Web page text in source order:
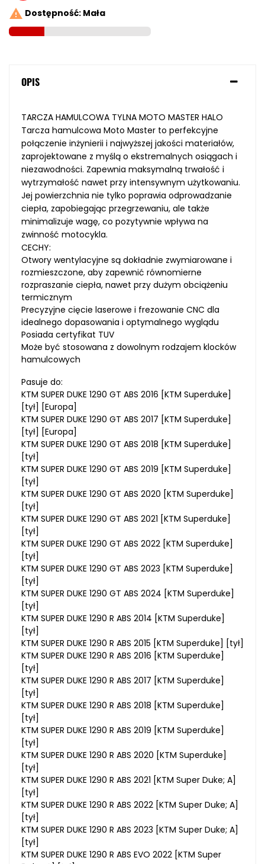
 Dostępność: Mała
OPIS
TARCZA HAMULCOWA TYLNA MOTO MASTER HALO
Tarcza hamulcowa Moto Master to perfekcyjne
połączenie inżynierii i najwyższej jakości materiałów,
zaprojektowane z myślą o ekstremalnych osiągach i
niezawodności. Zapewnia maksymalną trwałość i
wytrzymałość nawet przy intensywnym użytkowaniu.
Jej powierzchnia nie tylko poprawia odprowadzanie
ciepła, zapobiegając przegrzewaniu, ale także
minimalizuje wagę, co pozytywnie wpływa na
zwinność motocykla.
CECHY:
Otwory wentylacyjne są dokładnie zwymiarowane i
rozmieszczone, aby zapewnić równomierne
rozpraszanie ciepła, nawet przy dużym obciążeniu
termicznym
Precyzyjne cięcie laserowe i frezowanie CNC dla
idealnego dopasowania i optymalnego wyglądu
Posiada certyfikat TUV
Może być stosowana z dowolnym rodzajem klocków
hamulcowych
Pasuje do:
KTM SUPER DUKE 1290 GT ABS 2016 [KTM Superduke]
[tył] [Europa]
KTM SUPER DUKE 1290 GT ABS 2017 [KTM Superduke]
[tył] [Europa]
KTM SUPER DUKE 1290 GT ABS 2018 [KTM Superduke]
[tył]
KTM SUPER DUKE 1290 GT ABS 2019 [KTM Superduke]
[tył]
KTM SUPER DUKE 1290 GT ABS 2020 [KTM Superduke]
[tył]
KTM SUPER DUKE 1290 GT ABS 2021 [KTM Superduke]
[tył]
KTM SUPER DUKE 1290 GT ABS 2022 [KTM Superduke]
[tył]
KTM SUPER DUKE 1290 GT ABS 2023 [KTM Superduke]
[tył]
KTM SUPER DUKE 1290 GT ABS 2024 [KTM Superduke]
[tył]
KTM SUPER DUKE 1290 R ABS 2014 [KTM Superduke]
[tył]
KTM SUPER DUKE 1290 R ABS 2015 [KTM Superduke] [tył]
KTM SUPER DUKE 1290 R ABS 2016 [KTM Superduke]
[tył]
KTM SUPER DUKE 1290 R ABS 2017 [KTM Superduke]
[tył]
KTM SUPER DUKE 1290 R ABS 2018 [KTM Superduke]
[tył]
KTM SUPER DUKE 1290 R ABS 2019 [KTM Superduke]
[tył]
KTM SUPER DUKE 1290 R ABS 2020 [KTM Superduke]
[tył]
KTM SUPER DUKE 1290 R ABS 2021 [KTM Super Duke; A]
[tył]
KTM SUPER DUKE 1290 R ABS 2022 [KTM Super Duke; A]
[tył]
KTM SUPER DUKE 1290 R ABS 2023 [KTM Super Duke; A]
[tył]
KTM SUPER DUKE 1290 R ABS EVO 2022 [KTM Super